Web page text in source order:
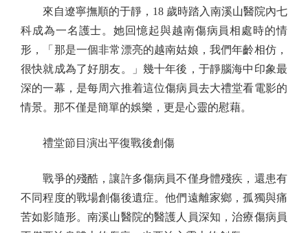
來自遼寧撫順的于靜，18 歲時踏入南溪山醫院內七
科成為一名護士。她回憶起與越南傷病員相處時的情
形，「那是一個非常漂亮的越南姑娘，我們年齡相仿，
很快就成為了好朋友。」幾十年後，于靜腦海中印象最
深的一幕，是每周六推着這位傷病員去大禮堂看電影的
情景。那不僅是簡單的娛樂，更是心靈的慰藉。
禮堂節目演出平復戰後創傷
戰爭的殘酷，讓許多傷病員不僅身體殘疾，還患有
不同程度的戰場創傷後遺症。他們遠離家鄉，孤獨與痛
苦如影隨形。南溪山醫院的醫護人員深知，治療傷病員